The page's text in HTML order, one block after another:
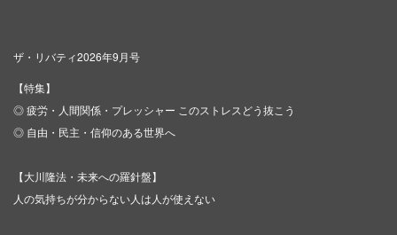
ザ・リバティ2026年9月号
【特集】
◎ 疲労・人間関係・プレッシャー このストレスどう抜こう
◎ 自由・民主・信仰のある世界へ
【大川隆法・未来への羅針盤】
人の気持ちが分からない人は人が使えない